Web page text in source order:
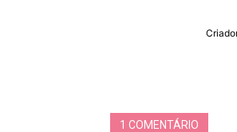
1 COMENTÁRIO